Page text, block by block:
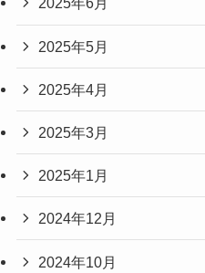
2025年5月
2025年4月
2025年3月
2025年1月
2024年12月
2024年10月